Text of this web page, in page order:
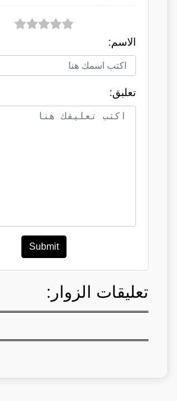
الاسم:
تعلبق:
Submit
تعليقات الزوار: